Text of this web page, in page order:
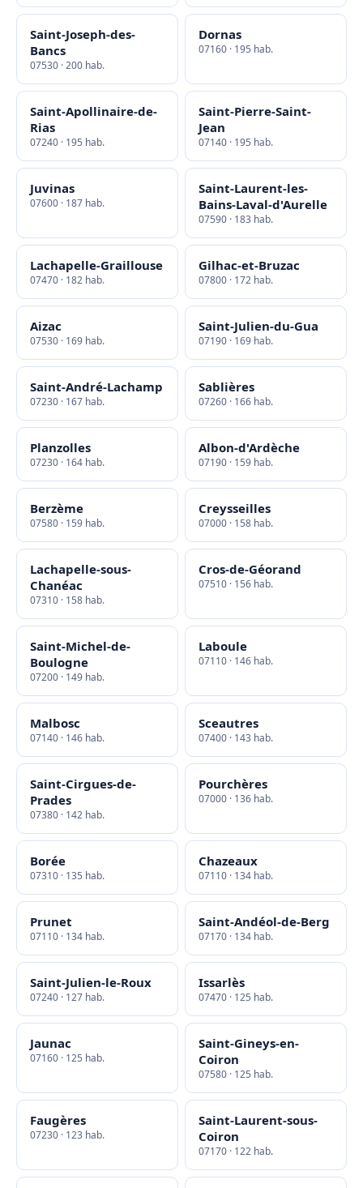
Saint-Joseph-des-
Bancs
07530 · 200 hab.
Dornas
07160 · 195 hab.
Saint-Apollinaire-de-
Rias
07240 · 195 hab.
Saint-Pierre-Saint-
Jean
07140 · 195 hab.
Juvinas
07600 · 187 hab.
Saint-Laurent-les-
Bains-Laval-d'Aurelle
07590 · 183 hab.
Lachapelle-Graillouse
07470 · 182 hab.
Gilhac-et-Bruzac
07800 · 172 hab.
Aizac
07530 · 169 hab.
Saint-Julien-du-Gua
07190 · 169 hab.
Saint-André-Lachamp
07230 · 167 hab.
Sablières
07260 · 166 hab.
Planzolles
07230 · 164 hab.
Albon-d'Ardèche
07190 · 159 hab.
Berzème
07580 · 159 hab.
Creysseilles
07000 · 158 hab.
Lachapelle-sous-
Chanéac
07310 · 158 hab.
Cros-de-Géorand
07510 · 156 hab.
Saint-Michel-de-
Boulogne
07200 · 149 hab.
Laboule
07110 · 146 hab.
Malbosc
07140 · 146 hab.
Sceautres
07400 · 143 hab.
Saint-Cirgues-de-
Prades
07380 · 142 hab.
Pourchères
07000 · 136 hab.
Borée
07310 · 135 hab.
Chazeaux
07110 · 134 hab.
Prunet
07110 · 134 hab.
Saint-Andéol-de-Berg
07170 · 134 hab.
Saint-Julien-le-Roux
07240 · 127 hab.
Issarlès
07470 · 125 hab.
Jaunac
07160 · 125 hab.
Saint-Gineys-en-
Coiron
07580 · 125 hab.
Faugères
07230 · 123 hab.
Saint-Laurent-sous-
Coiron
07170 · 122 hab.